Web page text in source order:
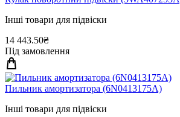
Інші товари для підвіски
14 443.50₴
Під замовлення
Пильник амортизатора (6N0413175A)
Інші товари для підвіски